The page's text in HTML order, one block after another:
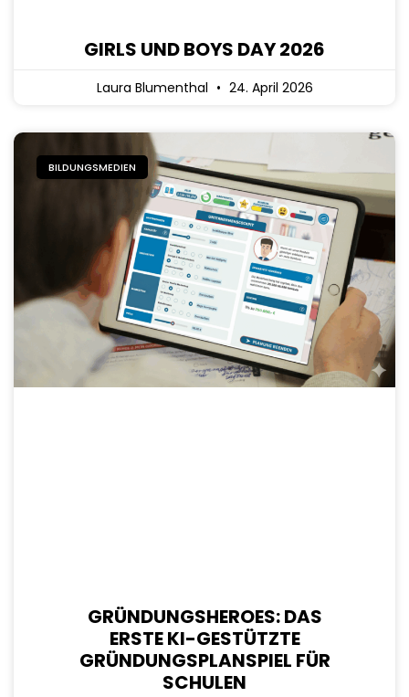
GIRLS UND BOYS DAY 2026
Laura Blumenthal 24. April 2026
BILDUNGSMEDIEN
GRÜNDUNGSHEROES: DAS
ERSTE KI-GESTÜTZTE
GRÜNDUNGSPLANSPIEL FÜR
SCHULEN